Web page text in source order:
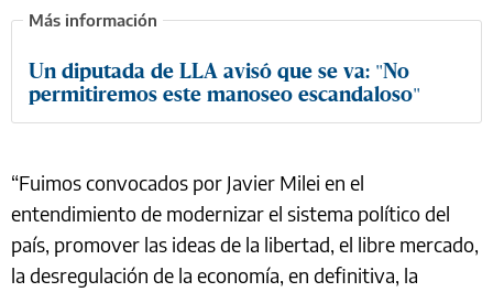
Un diputada de LLA avisó que se va: "No
permitiremos este manoseo escandaloso"
“Fuimos convocados por Javier Milei en el
entendimiento de modernizar el sistema político del
país, promover las ideas de la libertad, el libre mercado,
la desregulación de la economía, en definitiva, la